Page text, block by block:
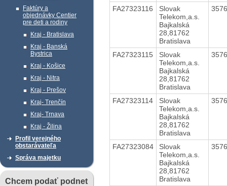
Faktúry a
objednávky Centier
pre deti a rodiny
Kraj - Bratislava
Kraj - Banská
Bystrica
Kraj - Košice
Kraj - Nitra
Kraj - Prešov
Kraj- Trenčín
Kraj- Trnava
Kraj - Žilina
Profil verejného
obstarávateľa
Správa majetku
Chcem podať podnet
FA27323116
Slovak
Telekom,a.s.
Bajkalská
28,81762
Bratislava
FA27323115
Slovak
Telekom,a.s.
Bajkalská
28,81762
Bratislava
FA27323114
Slovak
Telekom,a.s.
Bajkalská
28,81762
Bratislava
FA27323084
Slovak
Telekom,a.s.
Bajkalská
28,81762
Bratislava